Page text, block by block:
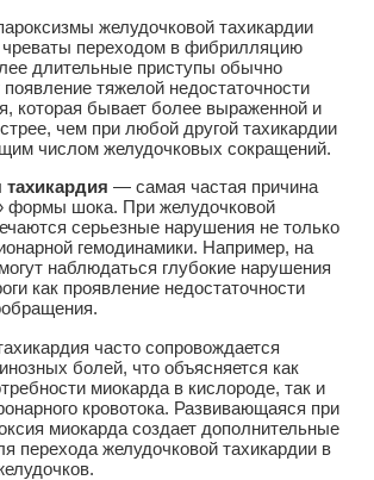
желудочковой тахикардии
чреваты переходом в фибрилляцию
длительные приступы обычно
тяжелой недостаточности
которая бывает более выраженной и
чем при любой другой тахикардии
числом желудочковых сокращений.
— самая частая причина
формы шока. При желудочковой
серьезные нарушения не только
гемодинамики. Например, на
наблюдаться глубокие нарушения
как проявление недостаточности
часто сопровождается
болей, что объясняется как
миокарда в кислороде, так и
кровотока. Развивающаяся при
миокарда создает дополнительные
перехода желудочковой тахикардии в